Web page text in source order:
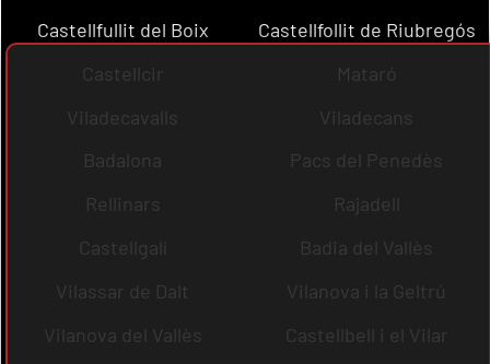
Castellfullit del Boix
Castellfollit de Riubregós
Castellcir
Mataró
Viladecavalls
Viladecans
Badalona
Pacs del Penedès
Rellinars
Rajadell
Castellgalí
Badia del Vallès
Vilassar de Dalt
Vilanova i la Geltrú
Vilanova del Vallès
Castellbell i el Vilar